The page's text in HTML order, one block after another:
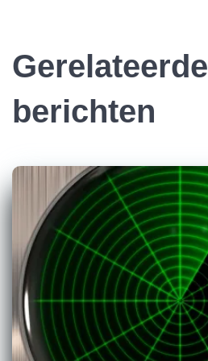
Gerelateerde
berichten